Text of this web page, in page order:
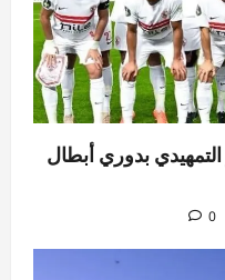
بدوري أبطال
0